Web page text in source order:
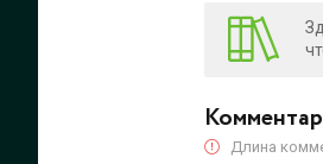
Длина